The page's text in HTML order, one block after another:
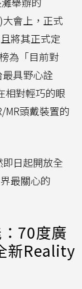
大會上，正式
將其正式定
為「目前對
具野心詮
相對輕巧的眼
MR頭戴裝置的
日起開放全
最關心的
70度廣
新Reality